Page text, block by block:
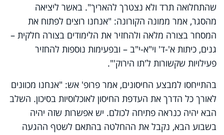
שהתחלואה תרד ולא נצטרך להאריך". באשר ליציאה
מהסגר, אמר ממונה הקורונה: "אנחנו רוצים לפתוח את
המסחר בצורה מלאה ולהחזיר את הלימודים בצורה חלקית –
גנים, כיתות א'-ד' וי"א-י"ב – ובפעימות נוספות להחזיר
פעילויות שקשורות ל'תו הירוק'".
בהתייחסו למבצע החיסונים, אמר פרופ' אש: "אנחנו מכוונים
לאורך כל הדרך את העדפת החיסון לאוכלוסיות בסיכון. השלב
הבא יהיה כנראה פתיחה לכולם. יש אפשרות שזה יהיה
בשבוע הבא, נקבל את ההחלטה בהתאם לשטף ההגעה